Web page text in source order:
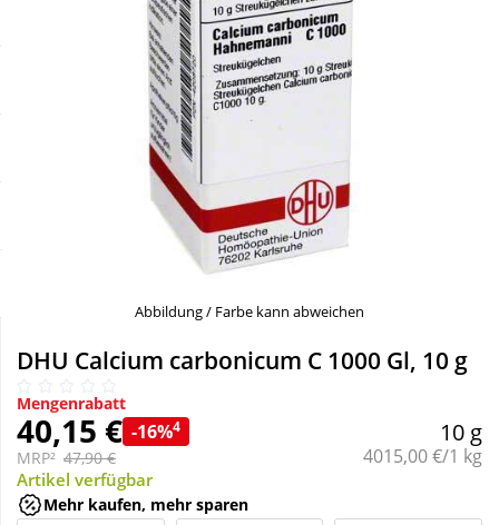
Körperpflege & Kosmetik
Natur & Homöopathie
Sanitätshaus
Sport & Fitness
Abbildung / Farbe kann abweichen
DHU Calcium carbonicum C 1000 Gl, 10 g
Mengenrabatt
40,15 € -16%4
MRP² 47,90 €
10 g
Grundpreis:
4015,00 €/1 kg
Artikel verfügbar
Mehr kaufen, mehr sparen